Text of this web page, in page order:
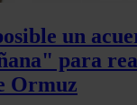
funciones de
partners de
pueden
un
para
Ormuz